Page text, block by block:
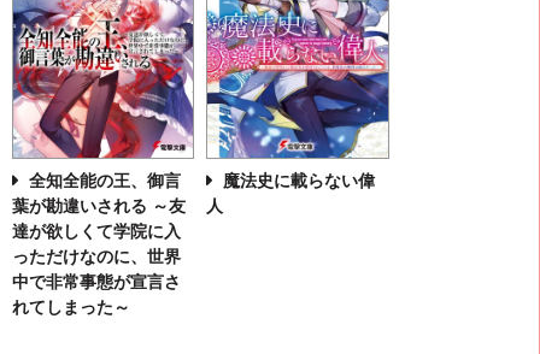
全知全能の王、御言
葉が勘違いされる ～友
達が欲しくて学院に入
っただけなのに、世界
中で非常事態が宣言さ
れてしまった～
魔法史に載らない偉
人